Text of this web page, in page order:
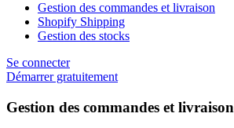
Gestion des commandes et livraison
Shopify Shipping
Gestion des stocks
Se connecter
Démarrer gratuitement
Gestion des commandes et livraison